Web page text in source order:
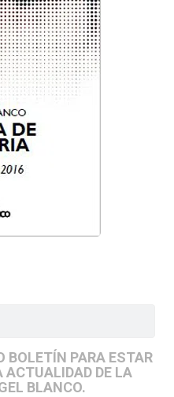
BOLETÍN PARA ESTAR
ACTUALIDAD DE LA
BLANCO.